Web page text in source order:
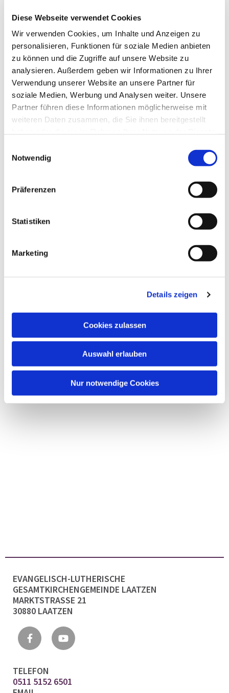
Diese Webseite verwendet Cookies
Wir verwenden Cookies, um Inhalte und Anzeigen zu
personalisieren, Funktionen für soziale Medien anbieten
zu können und die Zugriffe auf unsere Website zu
analysieren. Außerdem geben wir Informationen zu Ihrer
Verwendung unserer Website an unsere Partner für
soziale Medien, Werbung und Analysen weiter. Unsere
Partner führen diese Informationen möglicherweise mit
weiteren Daten zusammen, die Sie ihnen bereitgestellt
Notwendig
Präferenzen
Statistiken
Marketing
Details zeigen
Cookies zulassen
Auswahl erlauben
Nur notwendige Cookies
das so ist, kommen Sie doch einfach mal vorbei...
interessieren
EVANGELISCH-LUTHERISCHE
GESAMTKIRCHENGEMEINDE LAATZEN
MARKTSTRASSE 21
30880 LAATZEN
TELEFON
0511 5152 6501